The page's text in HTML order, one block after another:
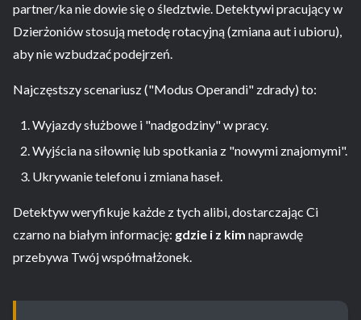
partner/ka nie dowie się o śledztwie. Detektywi pracujący w
Dzierżoniów stosują metodę rotacyjną (zmiana aut i ubioru),
aby nie wzbudzać podejrzeń.
Najczęstszy scenariusz ("Modus Operandi" zdrady) to:
Wyjazdy służbowe i "nadgodziny" w pracy.
Wyjścia na siłownię lub spotkania z "nowymi znajomymi".
Ukrywanie telefonu i zmiana haseł.
Detektyw weryfikuje każde z tych alibi, dostarczając Ci
czarno na białym informację: gdzie i z kim naprawdę
przebywa Twój współmałżonek.